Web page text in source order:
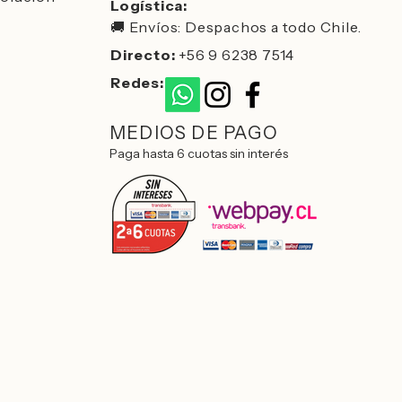
Logística:
🚚 Envíos: Despachos a todo Chile.
Directo: +56 9 6238 7514
Redes:
MEDIOS DE PAGO
Paga hasta 6 cuotas sin interés